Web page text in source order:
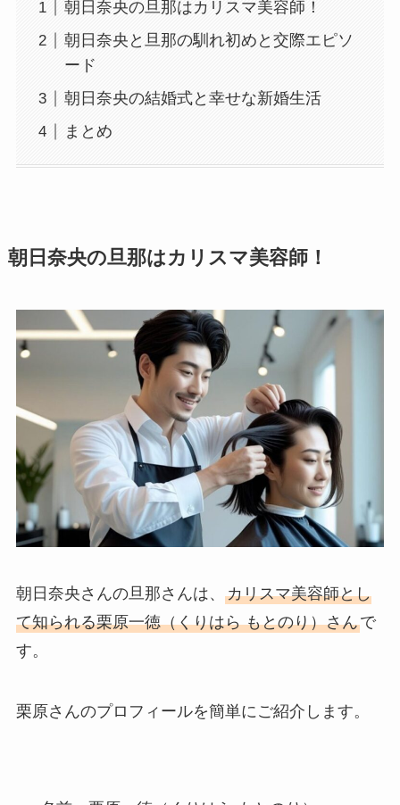
朝日奈央の旦那はカリスマ美容師！
朝日奈央と旦那の馴れ初めと交際エピソ
ード
朝日奈央の結婚式と幸せな新婚生活
まとめ
朝日奈央の旦那はカリスマ美容師！
朝日奈央さんの旦那さんは、 カリスマ美容師とし
て知られる栗原一徳（くりはら もとのり）さんで
す。
栗原さんのプロフィールを簡単にご紹介します。